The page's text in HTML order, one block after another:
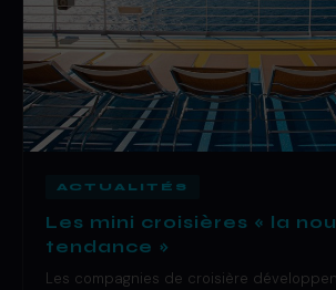
ACTUALITÉS
Les mini croisières « la
tendance »
Les compagnies de croisière